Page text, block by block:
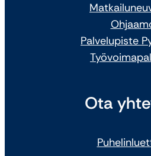
Palvelupiste
Ota